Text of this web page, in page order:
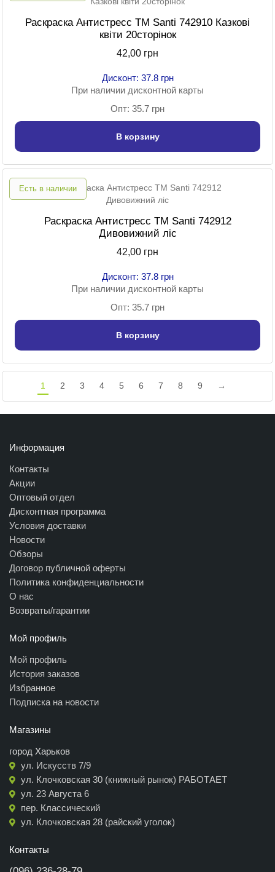
Раскраска Антистресс TM Santi 742910 Казкові
квіти 20сторінок
42,00 грн
Дисконт: 37.8 грн
При наличии дисконтной карты
Опт: 35.7 грн
В корзину
Есть в наличии
Раскраска Антистресс TM Santi 742912
Дивовижний ліс
42,00 грн
Дисконт: 37.8 грн
При наличии дисконтной карты
Опт: 35.7 грн
В корзину
1 2 3 4 5 6 7 8 9 →
Информация
Контакты
Акции
Оптовый отдел
Дисконтная программа
Условия доставки
Новости
Обзоры
Договор публичной оферты
Политика конфиденциальности
О нас
Возвраты/гарантии
Мой профиль
Мой профиль
История заказов
Избранное
Подписка на новости
Магазины
город Харьков
ул. Искусств 7/9
ул. Клочковская 30 (книжный рынок) РАБОТАЕТ
ул. 23 Августа 6
пер. Классический
ул. Клочковская 28 (райский уголок)
Контакты